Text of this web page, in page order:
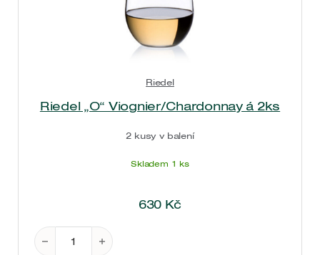
Riedel
Riedel „O“ Viognier/Chardonnay á 2ks
2 kusy v balení
Skladem 1 ks
630 Kč
Riedel "O" Viognier/Chardonnay á 2ks množství